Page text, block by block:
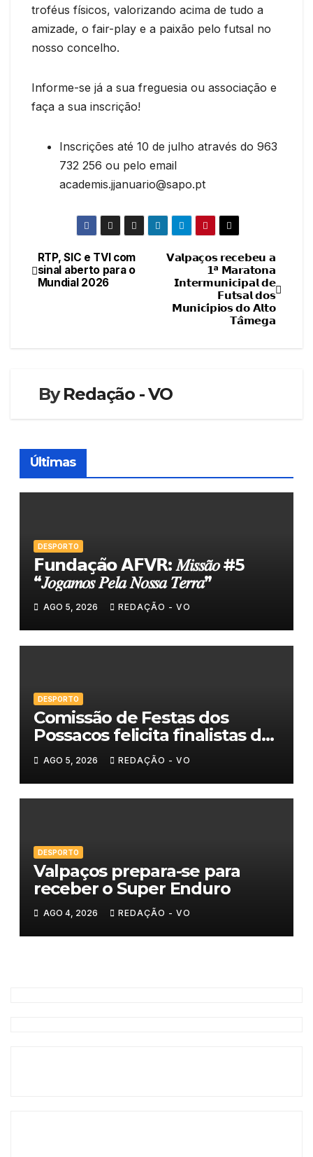
troféus físicos, valorizando acima de tudo a
amizade, o fair-play e a paixão pelo futsal no
nosso concelho.
Informe-se já a sua freguesia ou associação e
faça a sua inscrição!
Inscrições até 10 de julho através do 963
732 256 ou pelo email
academis.jjanuario@sapo.pt
Navegação
de
𝗩𝗮𝗹𝗽𝗮𝗰̧𝗼𝘀 𝗿𝗲𝗰𝗲𝗯𝗲𝘂 𝗮
𝟭ª 𝗠𝗮𝗿𝗮𝘁𝗼𝗻𝗮
𝗜𝗻𝘁𝗲𝗿𝗺𝘂𝗻𝗶𝗰𝗶𝗽𝗮𝗹 𝗱𝗲
𝗙𝘂𝘁𝘀𝗮𝗹 𝗱𝗼𝘀
𝗠𝘂𝗻𝗶𝗰𝗶́𝗽𝗶𝗼𝘀 𝗱𝗼 𝗔𝗹𝘁𝗼
𝗧𝗮̂𝗺𝗲𝗴𝗮
RTP, SIC e TVI com
sinal aberto para o
Mundial 2026
ByRedação - VO
Últimas
DESPORTO
𝗙𝘂𝗻𝗱𝗮𝗰̧𝗮̃𝗼 𝗔𝗙𝗩𝗥: 𝑀𝑖𝑠𝑠𝑎̃𝑜 #5
“𝐽𝑜𝑔𝑎𝑚𝑜𝑠 𝑃𝑒𝑙𝑎 𝑁𝑜𝑠𝑠𝑎 𝑇𝑒𝑟𝑟𝑎”
AGO 5, 2026 REDAÇÃO - VO
DESPORTO
Comissão de Festas dos
Possacos felicita finalistas do
Torneio de Sueca
AGO 5, 2026 REDAÇÃO - VO
DESPORTO
Valpaços prepara-se para
receber o Super Enduro
AGO 4, 2026 REDAÇÃO - VO